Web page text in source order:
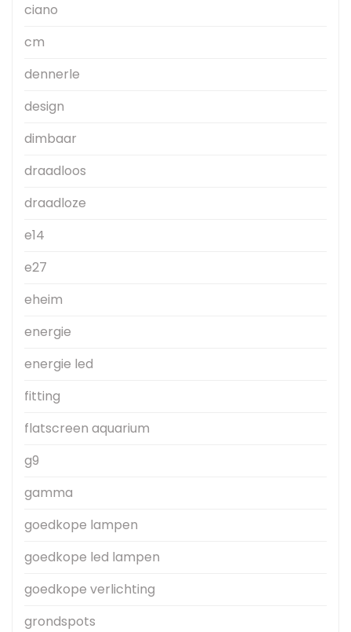
ciano
cm
dennerle
design
dimbaar
draadloos
draadloze
e14
e27
eheim
energie
energie led
fitting
flatscreen aquarium
g9
gamma
goedkope lampen
goedkope led lampen
goedkope verlichting
grondspots